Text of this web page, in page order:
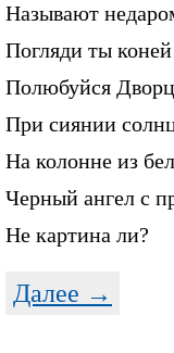
Называют
Погляди ты
Полюбуйся
При сиянии
На колонне из
Черный ангел с
Не картина ли?
Далее →